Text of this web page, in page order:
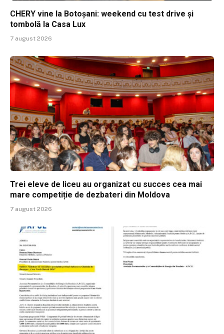
CHERY vine la Botoșani: weekend cu test drive și
tombolă la Casa Lux
7 august 2026
Trei eleve de liceu au organizat cu succes cea mai
mare competiție de dezbateri din Moldova
7 august 2026